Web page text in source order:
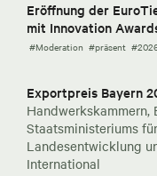
Eröffnung der
mit Innovation
#Moderation #präsent
Exportpreis Bayern
Handwerkskammern,
Staatsministeriums
Landesentwicklung
International